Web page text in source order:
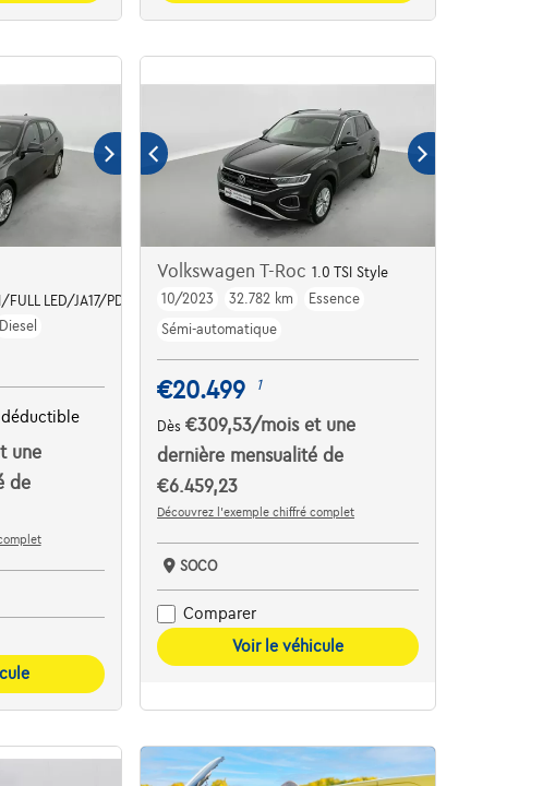
LED/JA17/PDC AV AR
Diesel
déductible
une
de
Volkswagen T-Roc1.0 TSI Style
10/2023
32.782 km
Essence
Sémi-automatique
€20.499 1
Dès€309,53/moiset une
dernière mensualité de
€6.459,23
Découvrez l’exemple chiffré complet
SOCO
Comparer
Voir le véhicule